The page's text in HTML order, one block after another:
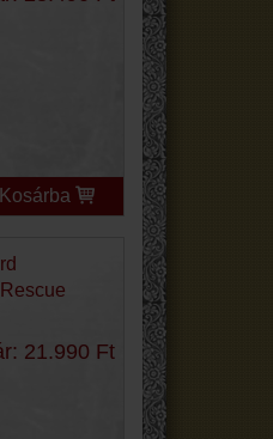
Kosárba
21.990 Ft